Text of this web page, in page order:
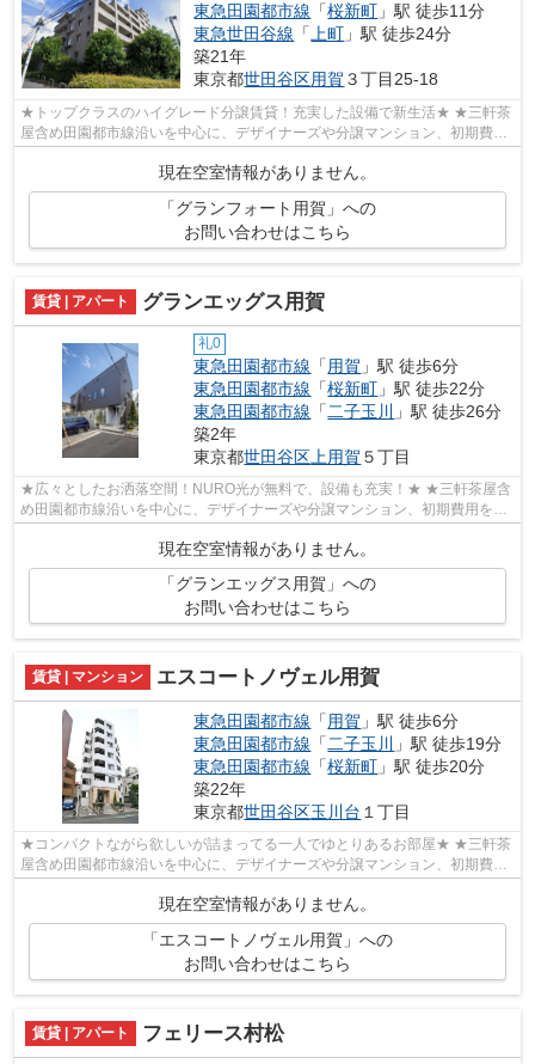
東急田園都市線 「桜新町 」駅 徒歩11分
東急世田谷線 「上町 」駅 徒歩24分
築21年
東京都世田谷区用賀 ３丁目25-18
★トップクラスのハイグレード分譲賃貸！充実した設備で新生活★ ★三軒茶
屋含め田園都市線沿いを中心に、デザイナーズや分譲マンション、初期費用
現在空室情報がありません。
「グランフォート用賀」への
お問い合わせはこちら
賃貸 | アパート グランエッグス用賀
礼0
東急田園都市線 「 用賀 」駅 徒歩6分
東急田園都市線 「桜新町 」駅 徒歩22分
東急田園都市線 「 二子玉川
」駅 徒歩26分
築2年
東京都世田谷区 上用賀 ５丁目
★広々としたお洒落空間！NURO光が無料で、設備も充実！★ ★三軒茶屋含
め田園都市線沿いを中心に、デザイナーズや分譲マンション、初期費用を抑
えた部屋探しはぜひ当社にお任せください♪...
現在空室情報がありません。
「グランエッグス用賀」への
お問い合わせはこちら
賃貸 | マンション エスコートノヴェル用賀
東急田園都市線 「 用賀 」駅 徒歩6分
東急田園都市線 「 二子玉川
」駅 徒歩19分
東急田園都市線 「桜新町 」駅 徒歩20分
築22年
東京都世田谷区玉川台 １丁目
★コンパクトながら欲しいが詰まってる一人でゆとりあるお部屋★ ★三軒茶
屋含め田園都市線沿いを中心に、デザイナーズや分譲マンション、初期費用
現在空室情報がありません。
「エスコートノヴェル用賀」への
お問い合わせはこちら
賃貸 | アパート フェリース村松